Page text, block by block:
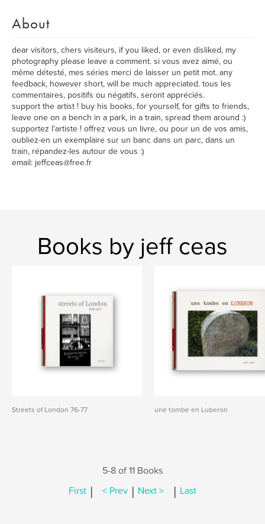
About
dear visitors, chers visiteurs, if you liked, or even disliked, my
photography please leave a comment. si vous avez aimé, ou
même détesté, mes séries merci de laisser un petit mot. any
feedback, however short, will be much appreciated. tous les
commentaires, positifs ou négatifs, seront appréciés.
support the artist ! buy his books, for yourself, for gifts to friends,
leave one on a bench in a park, in a train, spread them around :)
supportez l'artiste ! offrez vous un livre, ou pour un de vos amis,
oubliez-en un exemplaire sur un banc dans un parc, dans un
train, répandez-les autour de vous :)
email: jeffceas@free.fr
Books by jeff ceas
Streets of London 76-77 une tombe en Luberon
5-8 of 11 Books
First | < Prev | Next > | Last